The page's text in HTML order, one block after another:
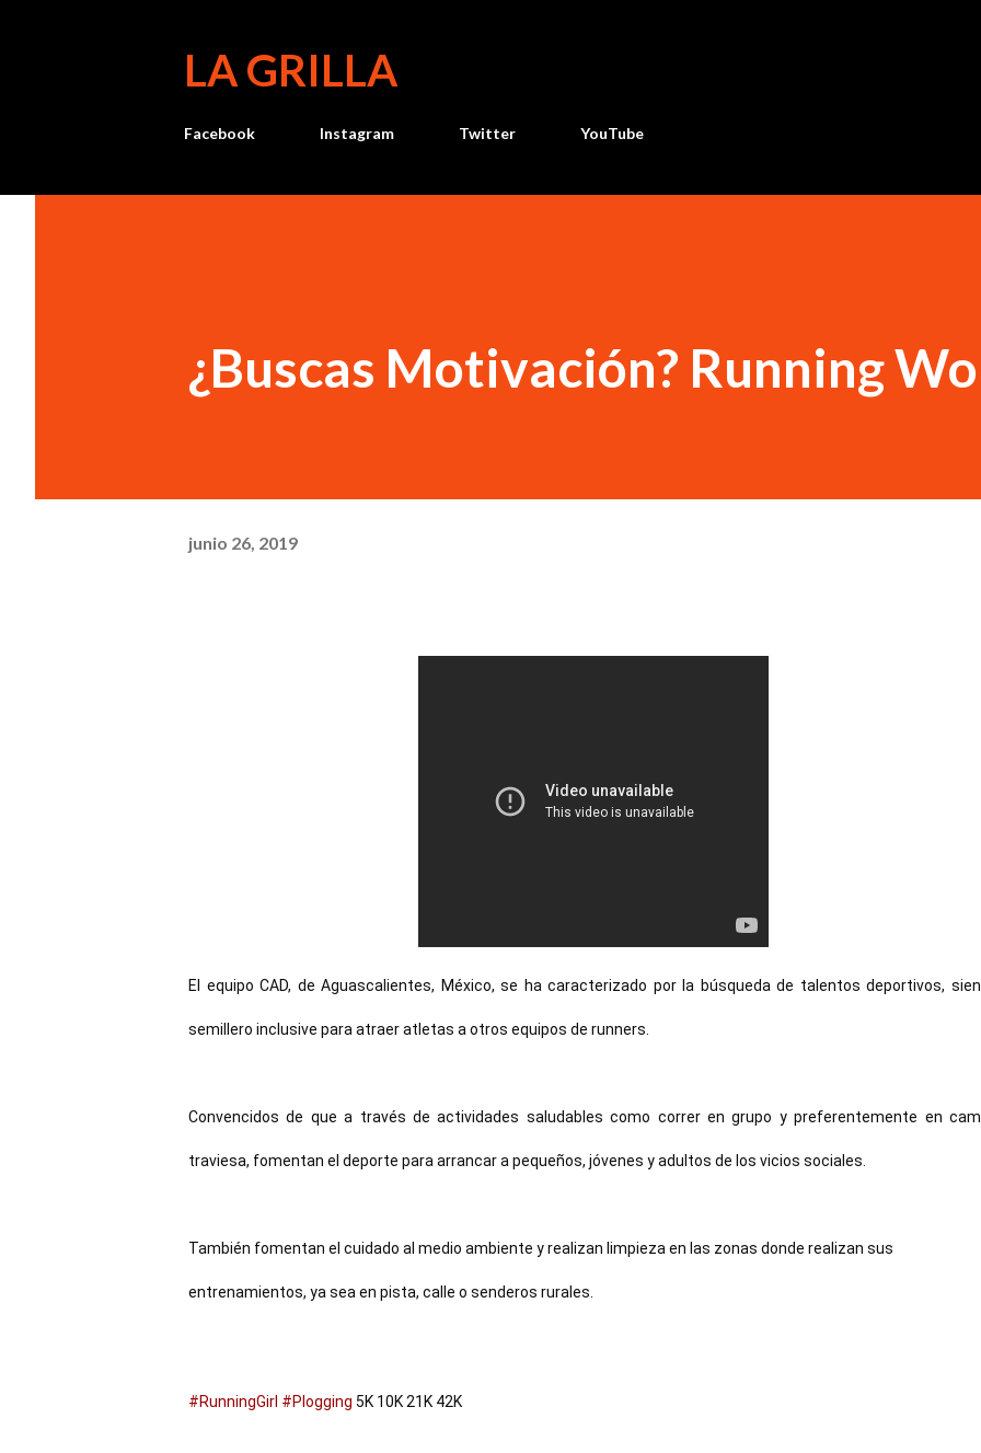
LA GRILLA
Facebook Instagram Twitter YouTube
¿Buscas Motivación? Running
junio 26, 2019
El equipo CAD, de Aguascalientes, México, se ha caracterizado por la búsqueda de talentos deportivos,
semillero inclusive para atraer atletas a otros equipos de runners.
Convencidos de que a través de actividades saludables como correr en grupo y preferentemente en
traviesa, fomentan el deporte para arrancar a pequeños, jóvenes y adultos de los vicios sociales.
También fomentan el cuidado al medio ambiente y realizan limpieza en las zonas donde realizan sus
entrenamientos, ya sea en pista, calle o senderos rurales.
#RunningGirl #Plogging 5K 10K 21K 42K